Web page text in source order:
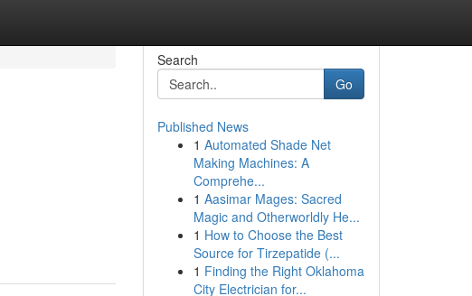
Search
Go
Published News
1 Automated Shade Net
Making Machines: A
Comprehe...
1 Aasimar Mages: Sacred
Magic and Otherworldly He...
1 How to Choose the Best
Source for Tirzepatide (...
1 Finding the Right Oklahoma
City Electrician for...